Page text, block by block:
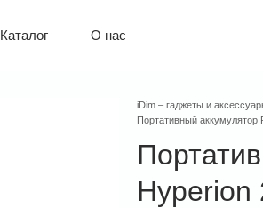
Каталог
О нас
Контактная информация
iDim – гаджеты и
Портативный аккумулятор
Hyperion